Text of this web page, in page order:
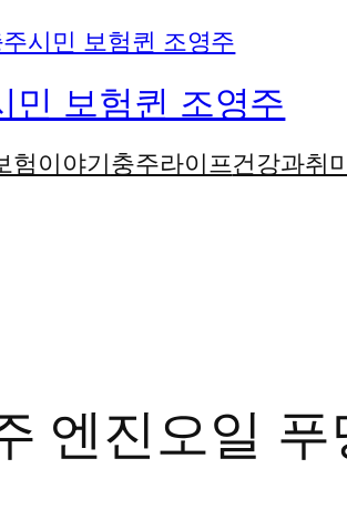
민 보험퀸 조영주
험이야기충주라이프건강과취
엔진오일